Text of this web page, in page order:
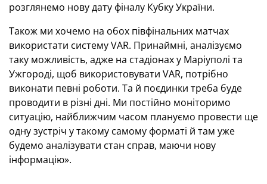
розглянемо нову дату фіналу Кубку України.
Також ми хочемо на обох півфінальних матчах
використати систему VAR. Принаймні, аналізуємо
таку можливість, адже на стадіонах у Маріуполі та
Ужгороді, щоб використовувати VAR, потрібно
виконати певні роботи. Та й поєдинки треба буде
проводити в різні дні. Ми постійно моніторимо
ситуацію, найближчим часом плануємо провести ще
одну зустріч у такому самому форматі й там уже
будемо аналізувати стан справ, маючи нову
інформацію».